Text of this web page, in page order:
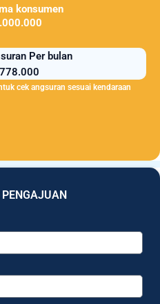
konsumen
Per bulan
cek angsuran sesuai kendaraan